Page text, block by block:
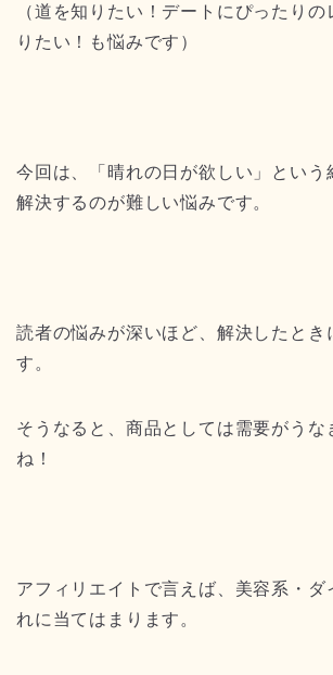
（道を知りたい！デートにぴったりの
りたい！も悩みです）
今回は、「晴れの日が欲しい」という
解決するのが難しい悩みです。
読者の悩みが深いほど、解決したとき
す。
そうなると、商品としては需要がうな
ね！
アフィリエイトで言えば、美容系・ダ
れに当てはまります。